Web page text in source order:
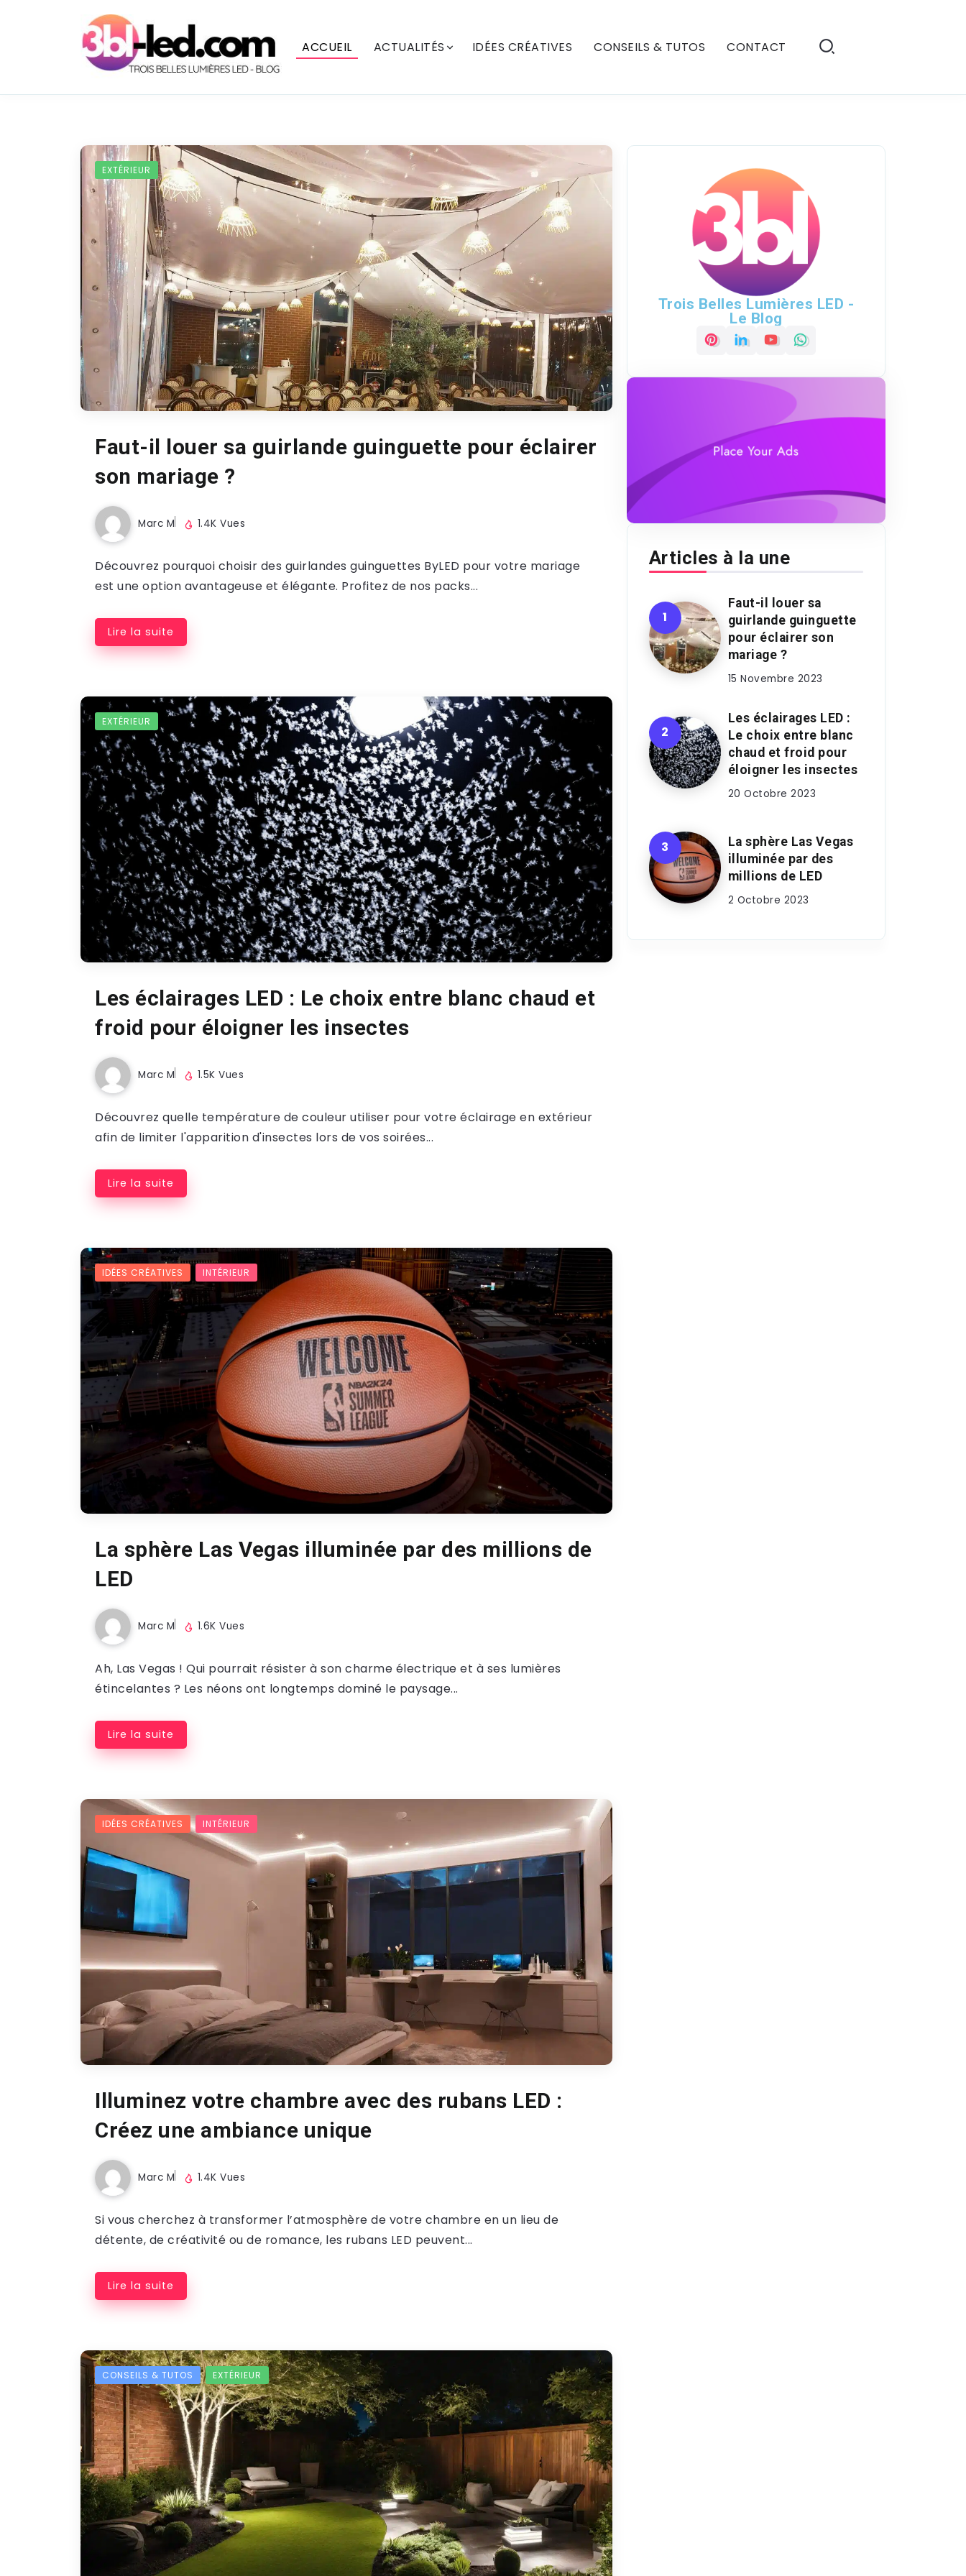
ACCUEIL ACTUALITÉS IDÉES CRÉATIVES CONSEILS & TUTOS CONTACT
EXTÉRIEUR
Faut-il louer sa guirlande guinguette pour éclairer
son mariage ?
Marc M 1.4K Vues
Découvrez pourquoi choisir des guirlandes guinguettes ByLED pour votre mariage
est une option avantageuse et élégante. Profitez de nos packs...
Lire la suite
EXTÉRIEUR
Les éclairages LED : Le choix entre blanc chaud et
froid pour éloigner les insectes
Marc M 1.5K Vues
Découvrez quelle température de couleur utiliser pour votre éclairage en extérieur
afin de limiter l'apparition d'insectes lors de vos soirées...
Lire la suite
IDÉES CRÉATIVES INTÉRIEUR
La sphère Las Vegas illuminée par des millions de
LED
Marc M 1.6K Vues
Ah, Las Vegas ! Qui pourrait résister à son charme électrique et à ses lumières
étincelantes ? Les néons ont longtemps dominé le paysage...
Lire la suite
IDÉES CRÉATIVES INTÉRIEUR
Illuminez votre chambre avec des rubans LED :
Créez une ambiance unique
Marc M 1.4K Vues
Si vous cherchez à transformer l’atmosphère de votre chambre en un lieu de
détente, de créativité ou de romance, les rubans LED peuvent...
Lire la suite
CONSEILS & TUTOS EXTÉRIEUR
Trois Belles Lumières LED -
Le Blog
Articles à la une
Faut-il louer sa
guirlande guinguette
pour éclairer son
mariage ?
15 Novembre 2023
Les éclairages LED :
Le choix entre blanc
chaud et froid pour
éloigner les insectes
20 Octobre 2023
La sphère Las Vegas
illuminée par des
millions de LED
2 Octobre 2023